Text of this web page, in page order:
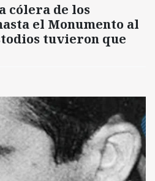
cólera de los
el Monumento al
tuvieron que